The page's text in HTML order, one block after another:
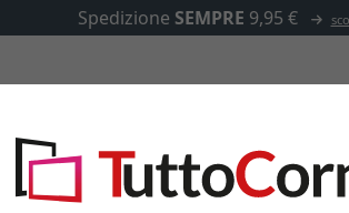
Spedizione SEMPRE 9,95 €